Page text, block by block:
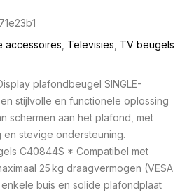
accessoires Televisies TV beugels
plafondbeugel SINGLE-
stijlvolle en functionele oplossing
schermen aan het plafond, met
stevige ondersteuning.
C40844S * Compatibel met
25 kg draagvermogen (VESA
buis en solide plafondplaat